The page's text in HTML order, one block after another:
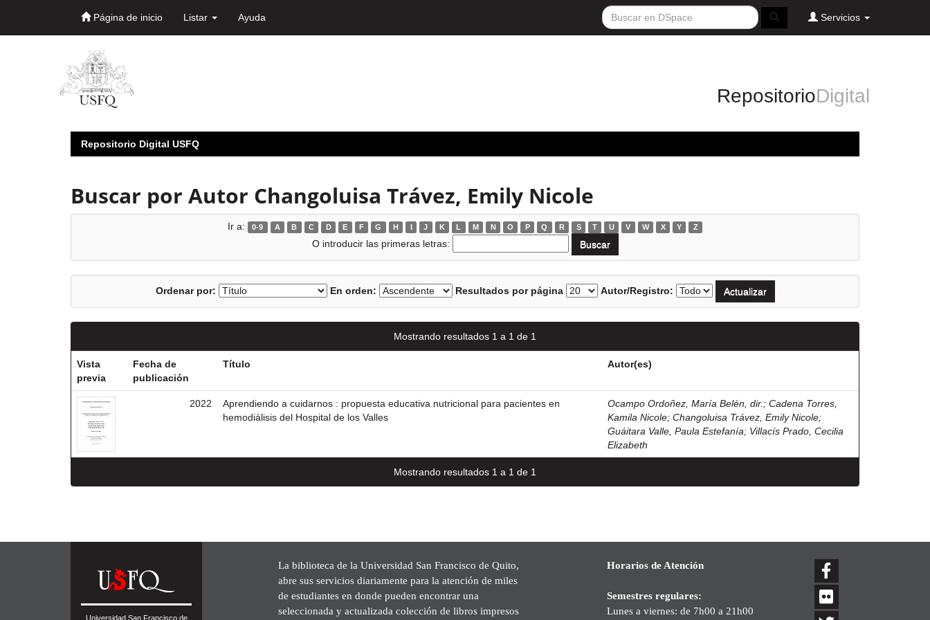
Página de inicio Listar Ayuda Servicios
RepositorioDigital
Repositorio Digital USFQ
Buscar por Autor Changoluisa Trávez, Emily Nicole
Ir a: 0-9 A B C D E F G H I J K L M N O P Q R S T U V W X Y Z
O introducir las primeras letras:
Ordenar por: En orden: Resultados por página Autor/Registro:
Mostrando resultados 1 a 1 de 1
Vista
previa
Fecha de
publicación
Título Autor(es)
2022
Aprendiendo a cuidarnos : propuesta educativa nutricional para pacientes en
hemodiálisis del Hospital de los Valles
Ocampo Ordoñez, María Belén, dir. ; Cadena Torres,
Kamila Nicole; Changoluisa Trávez, Emily Nicole;
Guáitara Valle, Paula Estefanía; Villacís Prado, Cecilia
Elizabeth
Mostrando resultados 1 a 1 de 1
Universidad San Francisco de
La biblioteca de la Universidad San Francisco de Quito,
abre sus servicios diariamente para la atención de miles
de estudiantes en donde pueden encontrar una
seleccionada y actualizada colección de libros impresos
Horarios de Atención
Semestres regulares:
Lunes a viernes: de 7h00 a 21h00